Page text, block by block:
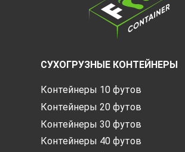
СУХОГРУЗНЫЕ КОНТЕЙНЕРЫ
Контейнеры 10 футов
Контейнеры 20 футов
Контейнеры 30 футов
Контейнеры 40 футов